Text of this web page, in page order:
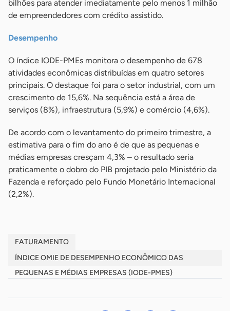
bilhões para atender imediatamente pelo menos 1 milhão
de empreendedores com crédito assistido.
Desempenho
O índice IODE-PMEs monitora o desempenho de 678
atividades econômicas distribuídas em quatro setores
principais. O destaque foi para o setor industrial, com um
crescimento de 15,6%. Na sequência está a área de
serviços (8%), infraestrutura (5,9%) e comércio (4,6%).
De acordo com o levantamento do primeiro trimestre, a
estimativa para o fim do ano é de que as pequenas e
médias empresas cresçam 4,3% – o resultado seria
praticamente o dobro do PIB projetado pelo Ministério da
Fazenda e reforçado pelo Fundo Monetário Internacional
(2,2%).
FATURAMENTO
ÍNDICE OMIE DE DESEMPENHO ECONÔMICO DAS
PEQUENAS E MÉDIAS EMPRESAS (IODE-PMES)